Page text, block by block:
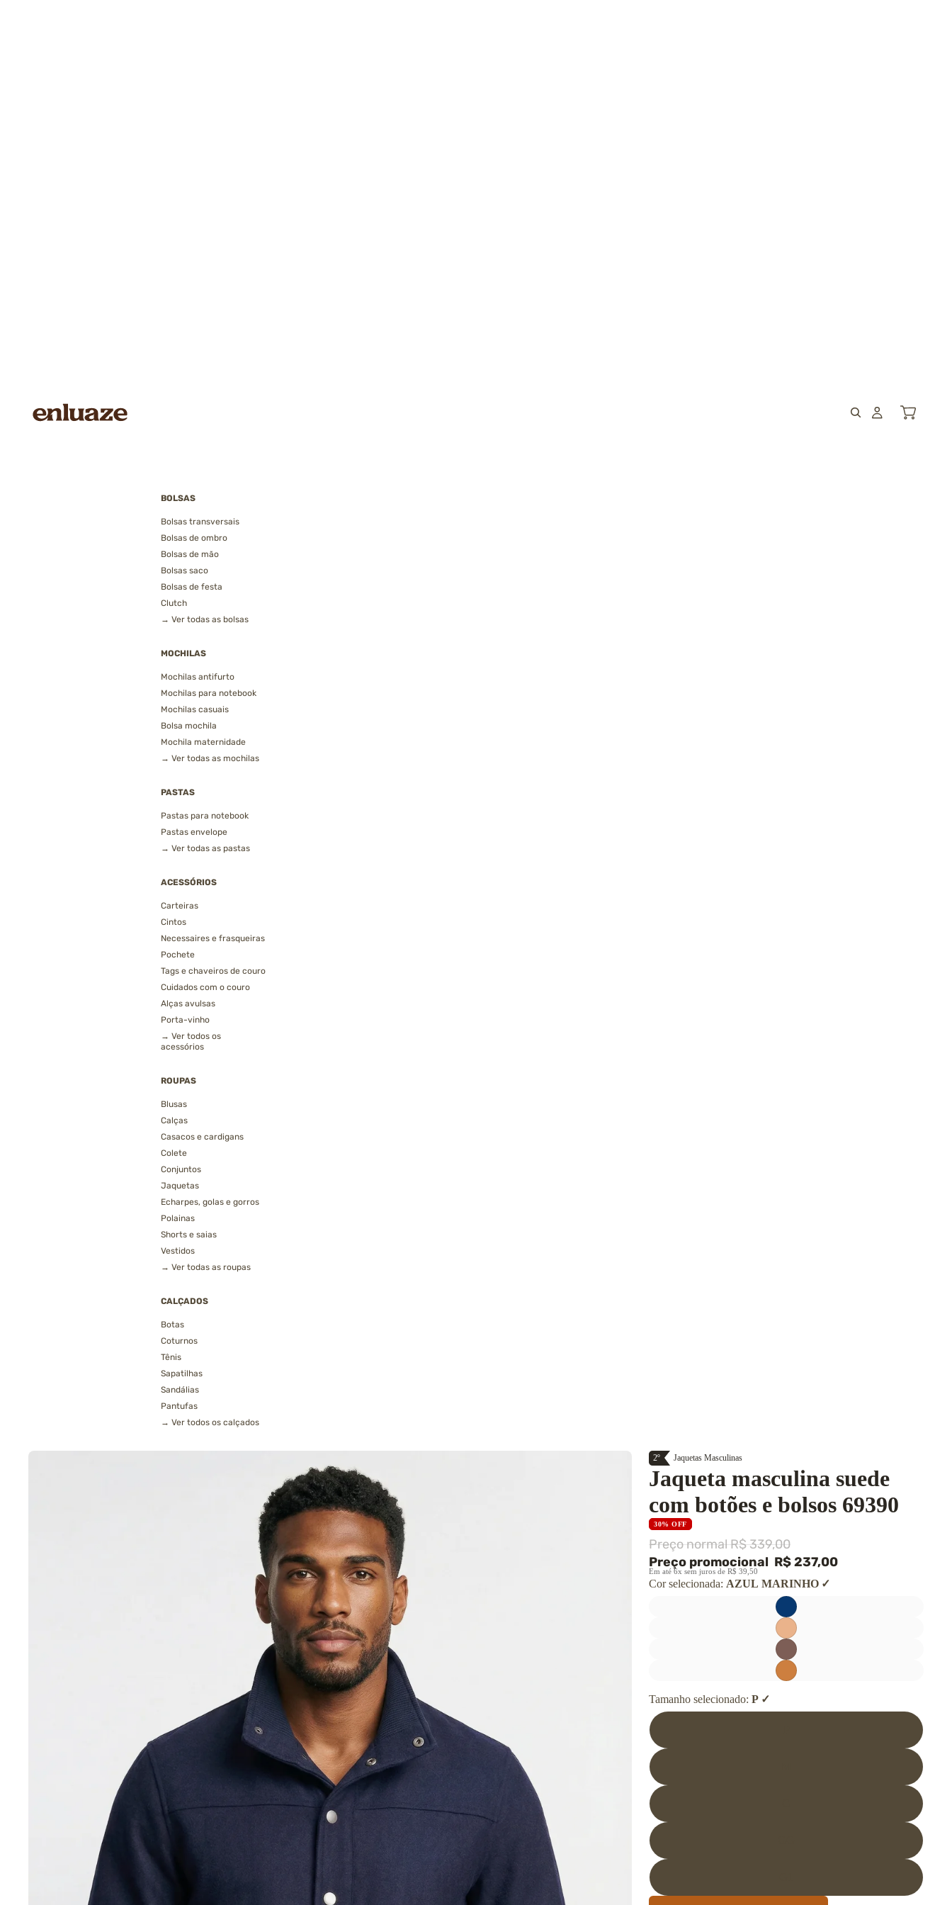
BOLSAS
Bolsas transversais
Bolsas de ombro
Bolsas de mão
Bolsas saco
Bolsas de festa
Clutch
→ Ver todas as bolsas
MOCHILAS
Mochilas antifurto
Mochilas para notebook
Mochilas casuais
Bolsa mochila
Mochila maternidade
→ Ver todas as mochilas
PASTAS
Pastas para notebook
Pastas envelope
→ Ver todas as pastas
ACESSÓRIOS
Carteiras
Cintos
Necessaires e frasqueiras
Pochete
Tags e chaveiros de couro
Cuidados com o couro
Alças avulsas
Porta-vinho
→ Ver todos os
acessórios
ROUPAS
Blusas
Calças
Casacos e cardigans
Colete
Conjuntos
Jaquetas
Echarpes, golas e gorros
Polainas
Shorts e saias
Vestidos
→ Ver todas as roupas
CALÇADOS
Botas
Coturnos
Tênis
Sapatilhas
Sandálias
Pantufas
→ Ver todos os calçados
2º Jaquetas Masculinas
Jaqueta masculina suede
com botões e bolsos 69390
30% OFF
Preço normalR$ 339,00
Preço promocional R$ 237,00
Em até 6x sem juros de R$ 39,50
Cor selecionada: AZUL MARINHO
Tamanho selecionado: P